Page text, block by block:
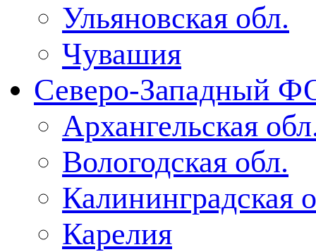
Ульяновская обл.
Чувашия
Северо-Западный
Архангельская
Вологодская обл.
Калининградская
Карелия